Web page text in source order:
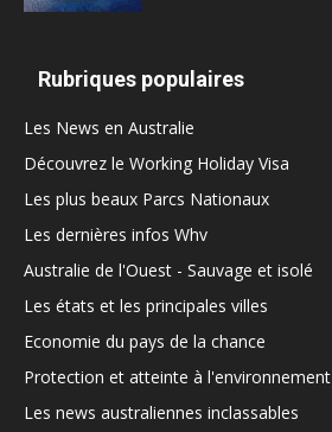
Rubriques populaires
Les News en Australie
Découvrez le Working Holiday Visa
Les plus beaux Parcs Nationaux
Les dernières infos Whv
Australie de l'Ouest - Sauvage et isolé
Les états et les principales villes
Economie du pays de la chance
Protection et atteinte à l'environnement
Les news australiennes inclassables